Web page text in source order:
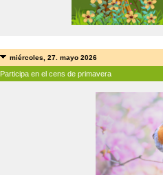
miércoles, 27. mayo 2026
Participa en el cens de primavera